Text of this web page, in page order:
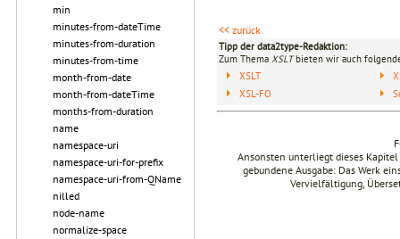
min
minutes-from-dateTime
minutes-from-duration
minutes-from-time
month-from-date
month-from-dateTime
months-from-duration
name
namespace-uri
namespace-uri-for-prefix
namespace-uri-from-QName
nilled
node-name
normalize-space
<< zurück
Tipp der data2type-Redaktion:
Zum Thema XSLTbieten wir auch
XSLT
XSL-FO
Ansonsten unterliegt dieses
gebundene Ausgabe: Das Werk
Vervielfältigung,